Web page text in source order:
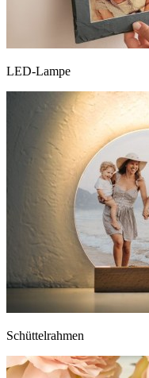
LED-Lampe
Schüttelrahmen